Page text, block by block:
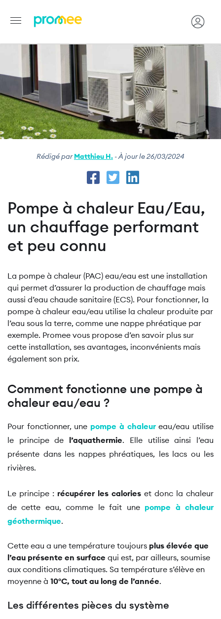
contenu
principal
Rédigé parMatthieu H. - À jour le 26/03/2024
Pompe à chaleur Eau/Eau,
un chauffage performant
et peu connu
La pompe à chaleur (PAC) eau/eau est une installation
qui permet d’assurer la production de chauffage mais
aussi d’eau chaude sanitaire (ECS). Pour fonctionner, la
pompe à chaleur eau/eau utilise la chaleur produite par
l’eau sous la terre, comme une nappe phréatique par
exemple. Promee vous propose d’en savoir plus sur
cette installation, ses avantages, inconvénients mais
également son prix.
Comment fonctionne une pompe à
chaleur eau/eau ?
Pour fonctionner, une pompe à chaleureau/eau utilise
le principe de l’aquathermie. Elle utilise ainsi l’eau
présente dans les nappes phréatiques, les lacs ou les
rivières.
Le principe : récupérer les calories et donc la chaleur
de cette eau, comme le fait une pompe à chaleur
géothermique.
Cette eau a une température toujours plus élevée que
l’eau présente en surface qui est, par ailleurs, soumise
aux conditions climatiques. Sa température s’élève en
moyenne à 10°C, tout au long de l’année.
Les différentes pièces du système